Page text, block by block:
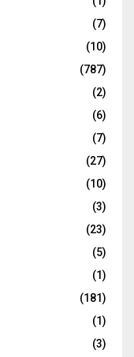
(7)
(10)
(787)
(2)
(6)
(7)
(27)
(10)
(3)
(23)
(5)
(1)
(181)
(1)
(3)